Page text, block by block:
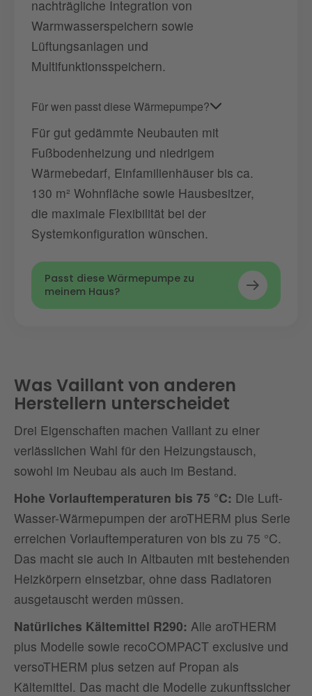
nachträgliche Integration von
Warmwasserspeichern sowie
Lüftungsanlagen und
Multifunktionsspeichern.
Für wen passt diese Wärmepumpe?
Für gut gedämmte Neubauten mit
Fußbodenheizung und niedrigem
Wärmebedarf, Einfamilienhäuser bis ca.
130 m² Wohnfläche sowie Hausbesitzer,
die maximale Flexibilität bei der
Systemkonfiguration wünschen.
Passt diese Wärmepumpe zu
meinem Haus?
Was Vaillant von anderen
Herstellern unterscheidet
Drei Eigenschaften machen Vaillant zu einer
verlässlichen Wahl für den Heizungstausch,
sowohl im Neubau als auch im Bestand.
Hohe Vorlauftemperaturen bis 75 °C: Die Luft-
Wasser-Wärmepumpen der aroTHERM plus Serie
erreichen Vorlauftemperaturen von bis zu 75 °C.
Das macht sie auch in Altbauten mit bestehenden
Heizkörpern einsetzbar, ohne dass Radiatoren
ausgetauscht werden müssen.
Natürliches Kältemittel R290: Alle aroTHERM
plus Modelle sowie recoCOMPACT exclusive und
versoTHERM plus setzen auf Propan als
Kältemittel. Das macht die Modelle zukunftssicher